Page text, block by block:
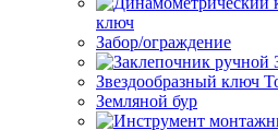
ключ
Забор/ограждение
Звездообразный ключ
Земляной бур